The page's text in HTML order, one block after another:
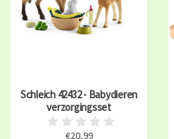
Schleich 42432 - Babydieren
verzorgingsset
€20,99